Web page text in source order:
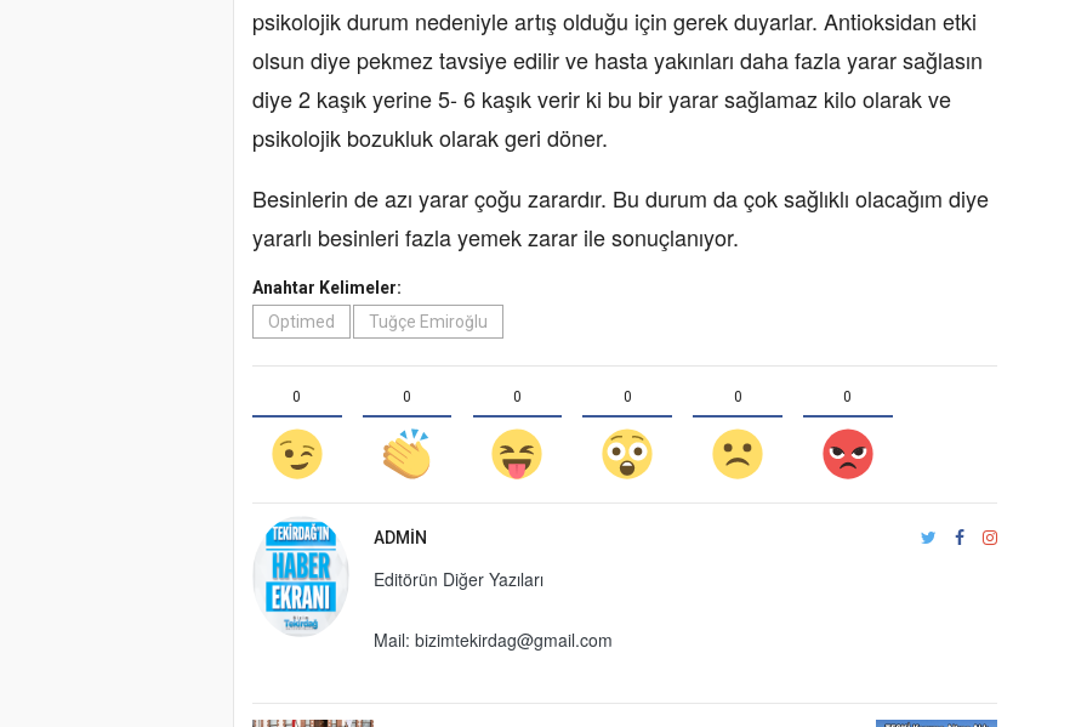
psikolojik durum nedeniyle artış olduğu için gerek duyarlar. Antioksidan etki
olsun diye pekmez tavsiye edilir ve hasta yakınları daha fazla yarar sağlasın
diye 2 kaşık yerine 5- 6 kaşık verir ki bu bir yarar sağlamaz kilo olarak ve
psikolojik bozukluk olarak geri döner.
Besinlerin de azı yarar çoğu zarardır. Bu durum da çok sağlıklı olacağım diye
yararlı besinleri fazla yemek zarar ile sonuçlanıyor.
Anahtar Kelimeler:
Optimed
Tuğçe Emiroğlu
0 0 0 0 0 0
ADMIN
Editörün Diğer Yazıları
Mail: bizimtekirdag@gmail.com